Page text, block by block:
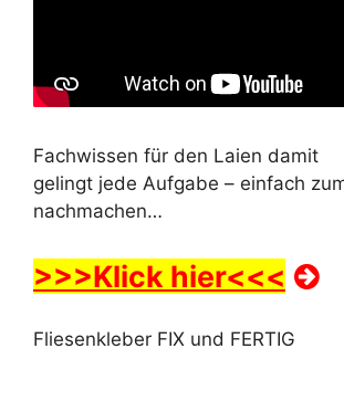
Fachwissen für den Laien damit
gelingt jede Aufgabe – einfach
nachmachen…
>>>Klick hier<<<
Fliesenkleber FIX und FERTIG